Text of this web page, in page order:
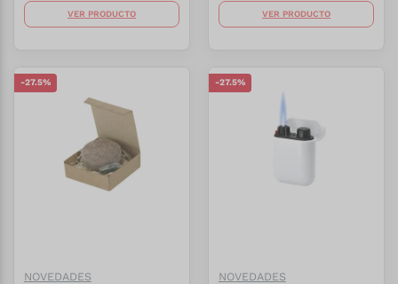
VER PRODUCTO VER PRODUCTO
-27.5%
NOVEDADES
-27.5%
NOVEDADES